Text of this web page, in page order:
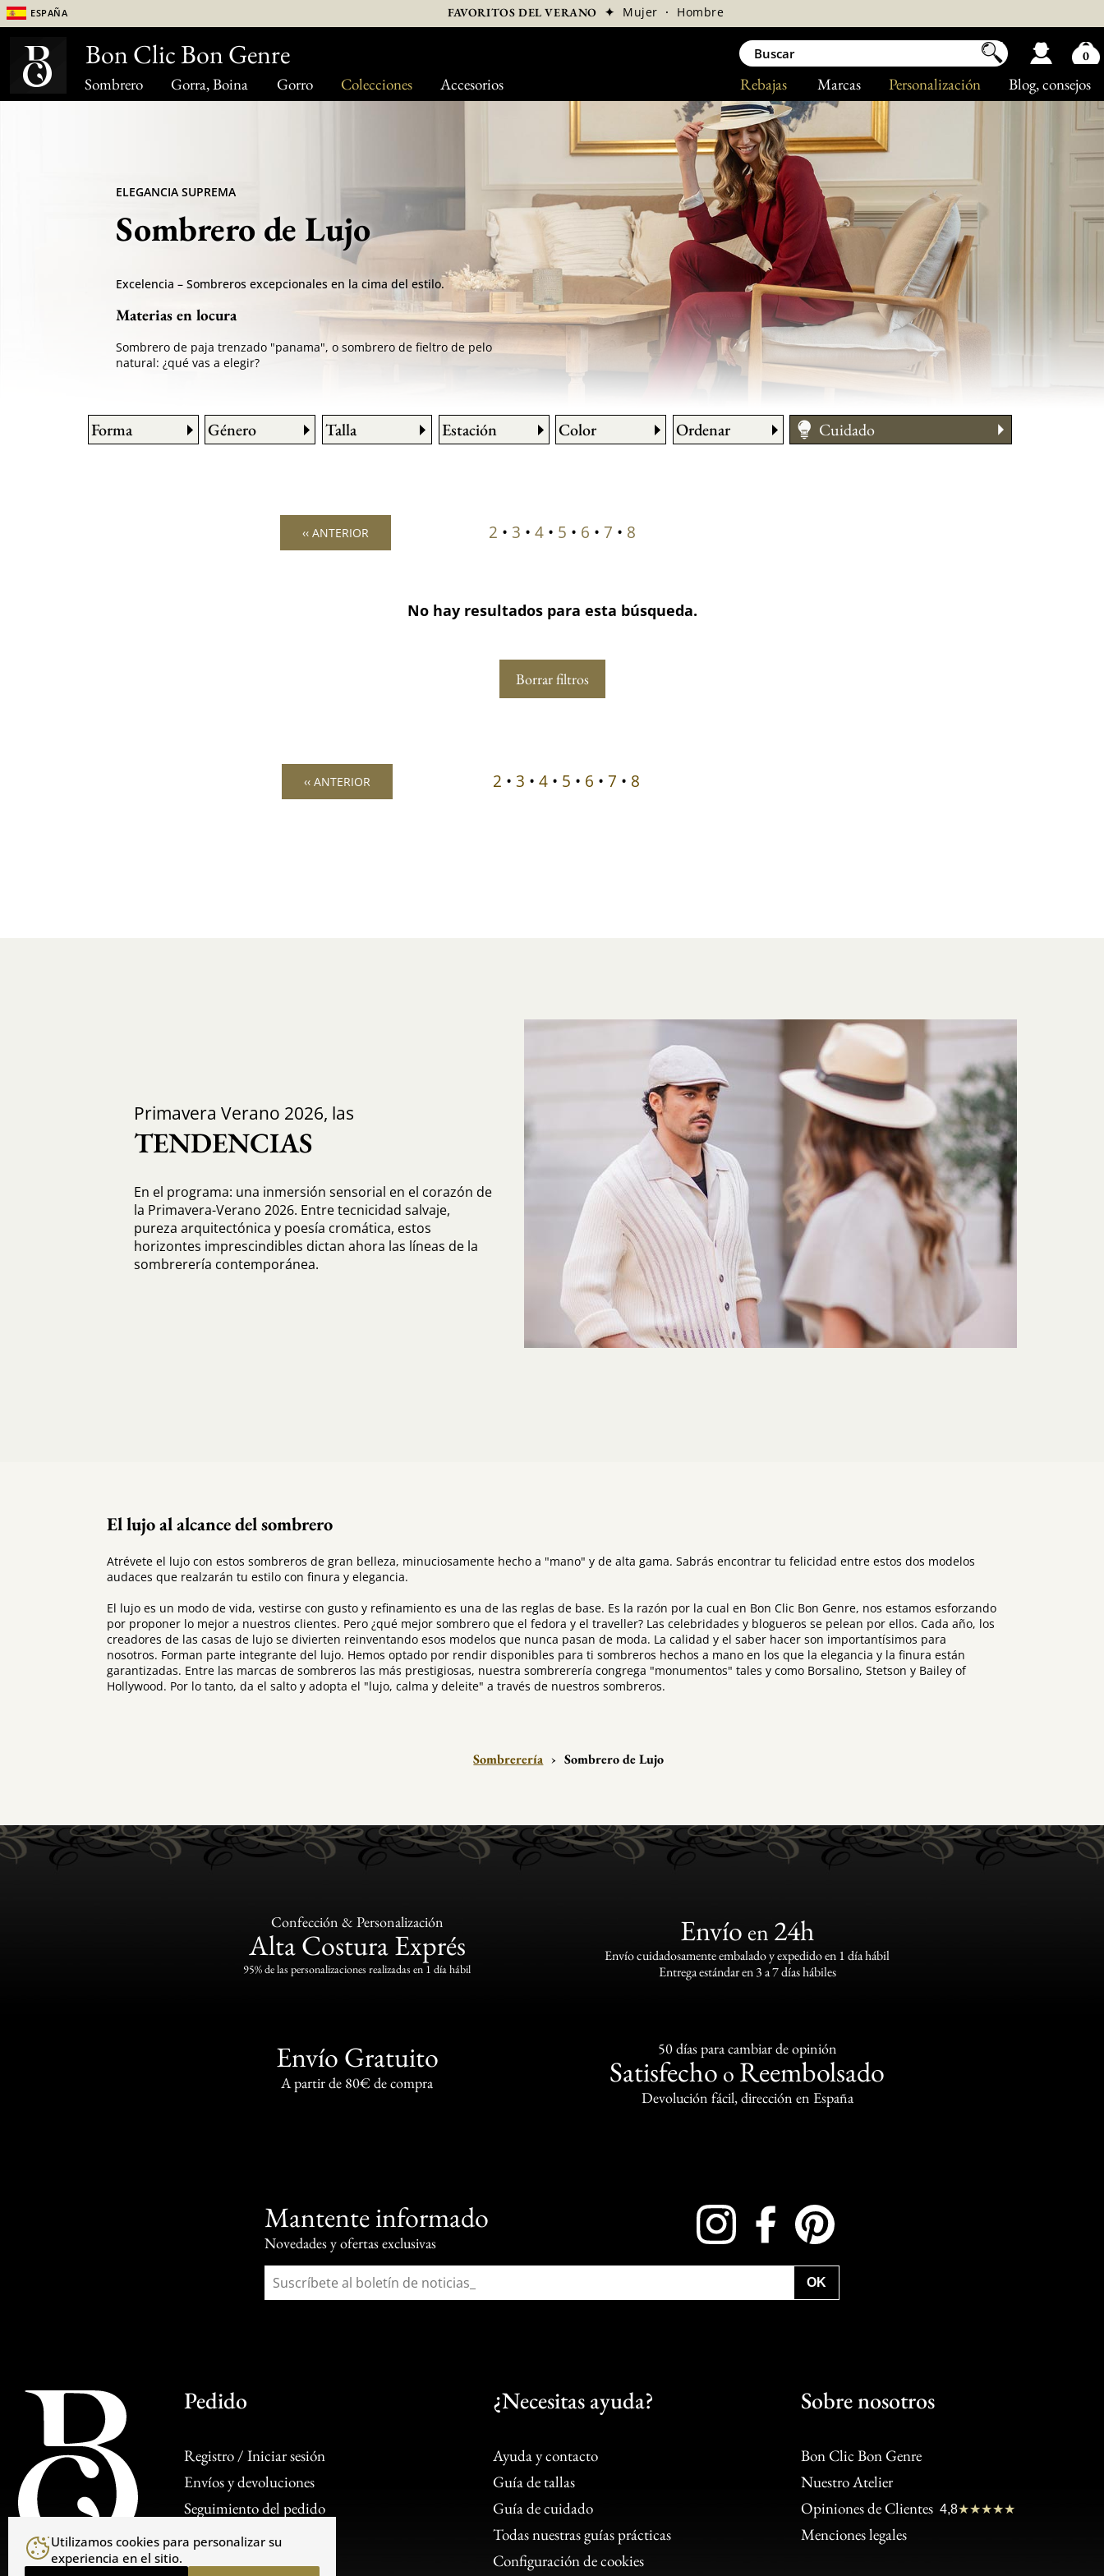
Sombrero Gorra, Boina Gorro Colecciones Accesorios Blog, consejos
Personalización
Marcas
Rebajas
España FAVORITOS DEL VERANO ✦ Mujer · Hombre
ELEGANCIA SUPREMA
Sombrero de Lujo
Excelencia – Sombreros excepcionales en la cima del estilo.
Materias en locura
Sombrero de paja trenzado "panama", o sombrero de fieltro de pelo
natural: ¿qué vas a elegir?
Forma Género Talla Estación Color Ordenar
Cuidado
Medir su talla
‹‹ ANTERIOR 2 • 3 • 4• 5 • 6 • 7 • 8
No hay resultados para esta búsqueda.
Borrar filtros
‹‹ ANTERIOR 2 • 3 • 4• 5 • 6 • 7 • 8
Primavera Verano 2026, las
TENDENCIAS
En el programa: una inmersión sensorial en el corazón de
la Primavera-Verano 2026. Entre tecnicidad salvaje,
pureza arquitectónica y poesía cromática, estos
horizontes imprescindibles dictan ahora las líneas de la
sombrerería contemporánea.
El lujo al alcance del sombrero
Atrévete el lujo con estos sombreros de gran belleza, minuciosamente hecho a "mano" y de alta gama. Sabrás encontrar tu felicidad entre estos dos modelos
audaces que realzarán tu estilo con finura y elegancia.
El lujo es un modo de vida, vestirse con gusto y refinamiento es una de las reglas de base. Es la razón por la cual en Bon Clic Bon Genre, nos estamos esforzando
por proponer lo mejor a nuestros clientes. Pero ¿qué mejor sombrero que el fedora y el traveller? Las celebridades y blogueros se pelean por ellos. Cada año, los
creadores de las casas de lujo se divierten reinventando esos modelos que nunca pasan de moda. La calidad y el saber hacer son importantísimos para
nosotros. Forman parte integrante del lujo. Hemos optado por rendir disponibles para ti sombreros hechos a mano en los que la elegancia y la finura están
garantizadas. Entre las marcas de sombreros las más prestigiosas, nuestra sombrerería congrega "monumentos" tales y como Borsalino, Stetson y Bailey of
Hollywood. Por lo tanto, da el salto y adopta el "lujo, calma y deleite" a través de nuestros sombreros.
Sombrerería › Sombrero de Lujo
Confección & Personalización
Alta Costura Exprés
95% de las personalizaciones realizadas en 1 día hábil
Envíoen 24h
Envío cuidadosamente embalado y expedido en 1 día hábil
Entrega estándar en 3 a 7 días hábiles
Envío Gratuito
A partir de 80€ de compra
50 días para cambiar de opinión
Satisfecho o Reembolsado
Devolución fácil, dirección en España
Mantente informado
Novedades y ofertas exclusivas
InstagramFacebook
OK
Pedido
Registro / Iniciar sesión
Envíos y devoluciones
Seguimiento del pedido
Venta al por mayor
¿Necesitas ayuda?
Ayuda y contacto
Guía de tallas
Guía de cuidado
Todas nuestras guías prácticas
Configuración de cookies
Sobre nosotros
Bon Clic Bon Genre
Nuestro Atelier
Bon
Clic
Opiniones de Clientes 4,8★★★★★
Menciones legales
Bon Clic Bon Genre 0
Utilizamos cookies para personalizar su
experiencia en el sitio.